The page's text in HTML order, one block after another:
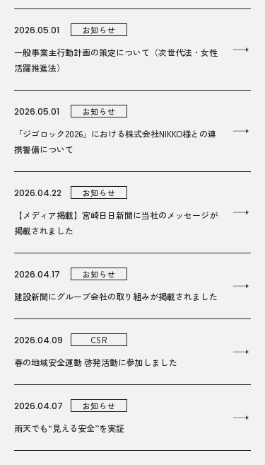
2026.05.01 お知らせ
一般事業主行動計画の策定について（次世代法・女性
活躍推進法）
2026.05.01 お知らせ
「ジゴロック2026」における株式会社NIKKO様との連
携警備について
2026.04.22 お知らせ
【メディア掲載】宮崎日日新聞に当社のメッセージが
掲載されました
2026.04.17 お知らせ
建設新聞にグループ会社の取り組みが掲載されました
2026.04.09 CSR
春の地域安全運動 啓発活動に参加しました
2026.04.07 お知らせ
雨天でも“見える安全”を実証